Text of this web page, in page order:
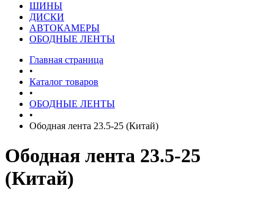
ШИНЫ
ДИСКИ
АВТОКАМЕРЫ
ОБОДНЫЕ ЛЕНТЫ
Главная страница
•
Каталог товаров
•
ОБОДНЫЕ ЛЕНТЫ
•
Ободная лента 23.5-25 (Китай)
Ободная лента 23.5-25
(Китай)